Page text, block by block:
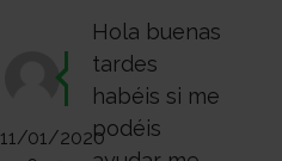
11/01/2020
Hola buenas
tardes
habéis si me
podéis